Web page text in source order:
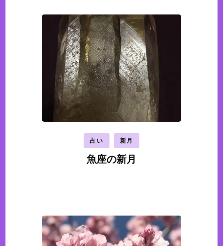
占い 新月
魚座の新月